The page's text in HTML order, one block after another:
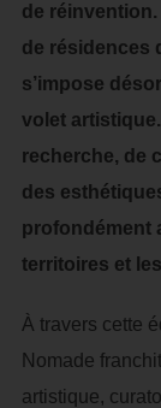
de
de résidences
s’impose
volet
recherche, de
des
profondément
territoires et
À travers cette
Nomade
artistique,